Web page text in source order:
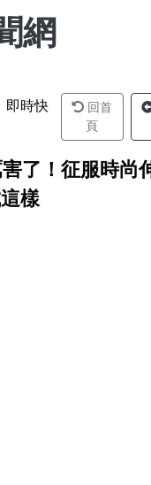
網
即時快
回首
頁
了！征服時尚
樣